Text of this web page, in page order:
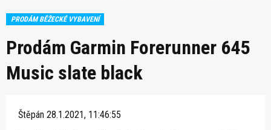
PRODÁM BĚŽECKÉ VYBAVENÍ
Prodám Garmin Forerunner 645
Music slate black
Štěpán 28.1.2021, 11:46:55